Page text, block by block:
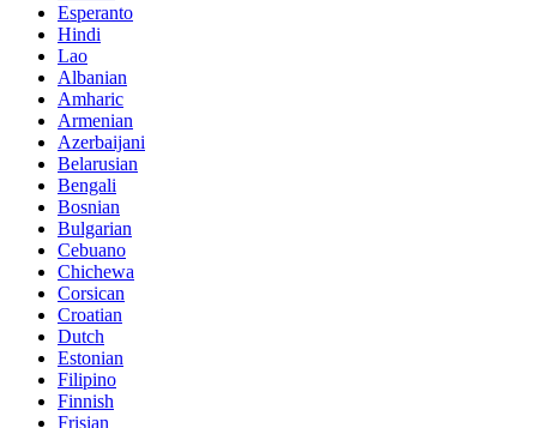
Esperanto
Hindi
Lao
Albanian
Amharic
Armenian
Azerbaijani
Belarusian
Bengali
Bosnian
Bulgarian
Cebuano
Chichewa
Corsican
Croatian
Dutch
Estonian
Filipino
Finnish
Frisian